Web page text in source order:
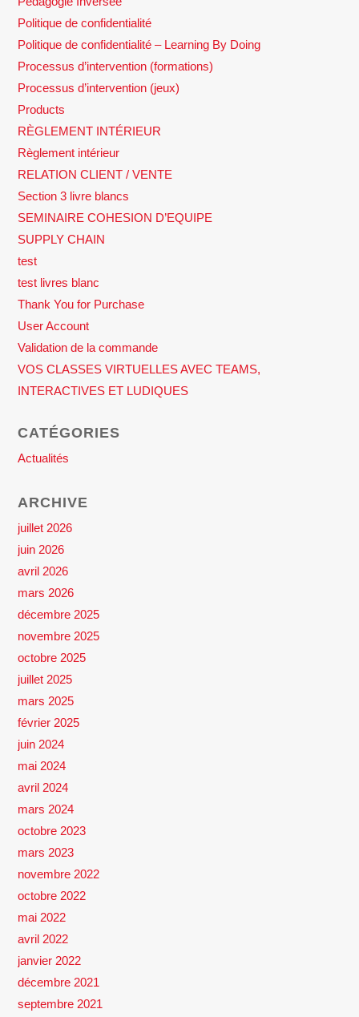
Politique de confidentialité
Politique de confidentialité – Learning By Doing
Processus d’intervention (formations)
Processus d’intervention (jeux)
Products
RÈGLEMENT INTÉRIEUR
Règlement intérieur
RELATION CLIENT / VENTE
Section 3 livre blancs
SEMINAIRE COHESION D’EQUIPE
SUPPLY CHAIN
test
test livres blanc
Thank You for Purchase
User Account
Validation de la commande
VOS CLASSES VIRTUELLES AVEC TEAMS,
INTERACTIVES ET LUDIQUES
CATÉGORIES
Actualités
ARCHIVE
juillet 2026
juin 2026
avril 2026
mars 2026
décembre 2025
novembre 2025
octobre 2025
juillet 2025
mars 2025
février 2025
juin 2024
mai 2024
avril 2024
mars 2024
octobre 2023
mars 2023
novembre 2022
octobre 2022
mai 2022
avril 2022
janvier 2022
décembre 2021
septembre 2021